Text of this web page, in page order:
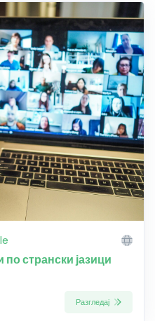
странски јазици
Разгледај